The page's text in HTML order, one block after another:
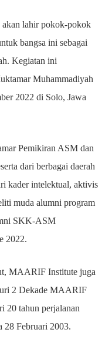
lahir pokok-pokok
bangsa ini sebagai
Kegiatan ini
Muhammadiyah
2022 di Solo, Jawa
Pemikiran ASM dan
dari berbagai daerah
kader intelektual, aktivis
muda alumni program
SKK-ASM
2022.
MAARIF Institute juga
2 Dekade MAARIF
20 tahun perjalanan
Februari 2003.